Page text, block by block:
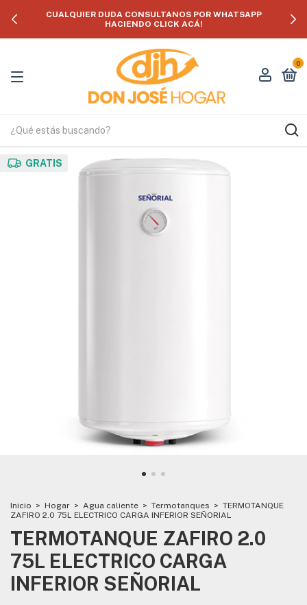
CUALQUIER DUDA CONSULTANOS POR WHATSAPP
HACIENDO CLICK ACÁ!
0
GRATIS
Inicio > Hogar > Agua caliente > Termotanques > TERMOTANQUE
ZAFIRO 2.0 75L ELECTRICO CARGA INFERIOR SEÑORIAL
TERMOTANQUE ZAFIRO 2.0
75L ELECTRICO CARGA
INFERIOR SEÑORIAL